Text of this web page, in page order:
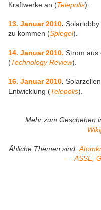
Kraftwerke an (Telepolis).
13. Januar 2010.
zu kommen (Spiegel).
14. Januar 2010. Strom aus
(Technology Review).
16. Januar 2010.
Entwicklung (Telepolis).
Mehr zum Geschehen
Ähliche Themen sind:
- ASSE,